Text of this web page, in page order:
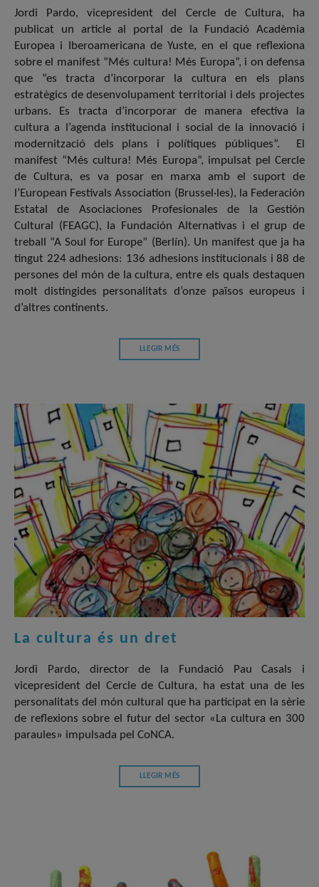
Jordi Pardo, vicepresident del Cercle de Cultura, ha
publicat un article al portal de la Fundació Acadèmia
Europea i Iberoamericana de Yuste, en el que reflexiona
sobre el manifest “Més cultura! Més Europa”, i on defensa
que “es tracta d’incorporar la cultura en els plans
estratègics de desenvolupament territorial i dels projectes
urbans. Es tracta d’incorporar de manera efectiva la
cultura a l’agenda institucional i social de la innovació i
modernització dels plans i polítiques públiques”. El
manifest “Més cultura! Més Europa”, impulsat pel Cercle
de Cultura, es va posar en marxa amb el suport de
l’European Festivals Association (Brussel·les), la Federación
Estatal de Asociaciones Profesionales de la Gestión
Cultural (FEAGC), la Fundación Alternativas i el grup de
treball “A Soul for Europe” (Berlín). Un manifest que ja ha
tingut 224 adhesions: 136 adhesions institucionals i 88 de
persones del món de la cultura, entre els quals destaquen
molt distingides personalitats d’onze països europeus i
d’altres continents.
LLEGIR MÉS
La cultura és un dret
Jordi Pardo, director de la Fundació Pau Casals i
vicepresident del Cercle de Cultura, ha estat una de les
personalitats del món cultural que ha participat en la sèrie
de reflexions sobre el futur del sector «La cultura en 300
paraules» impulsada pel CoNCA.
LLEGIR MÉS